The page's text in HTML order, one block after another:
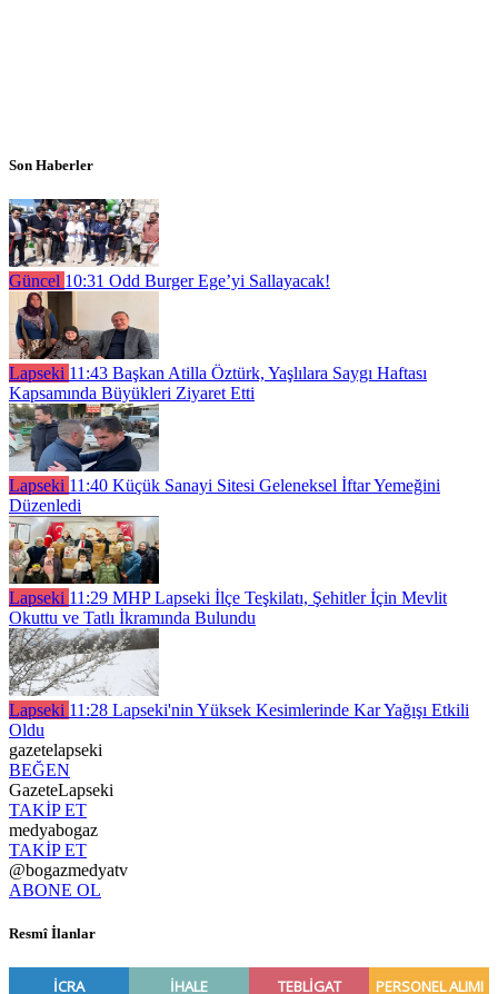
Son Haberler
Güncel 10:31 Odd Burger Ege’yi Sallayacak!
Lapseki 11:43 Başkan Atilla Öztürk, Yaşlılara Saygı Haftası
Kapsamında Büyükleri Ziyaret Etti
Lapseki 11:40 Küçük Sanayi Sitesi Geleneksel İftar Yemeğini
Düzenledi
Lapseki 11:29 MHP Lapseki İlçe Teşkilatı, Şehitler İçin Mevlit
Okuttu ve Tatlı İkramında Bulundu
Lapseki 11:28 Lapseki'nin Yüksek Kesimlerinde Kar Yağışı Etkili
Oldu
gazetelapseki
BEĞEN
GazeteLapseki
TAKİP ET
medyabogaz
TAKİP ET
@bogazmedyatv
ABONE OL
Resmî İlanlar